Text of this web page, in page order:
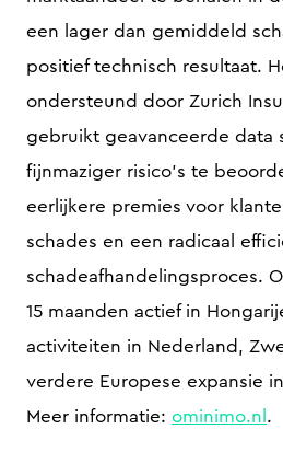
een lager dan gemiddeld
positief technisch resultaat.
ondersteund door Zurich
gebruikt geavanceerde data
fijnmaziger risico’s te
eerlijkere premies voor
schades en een radicaal
schadeafhandelingsproces.
15 maanden actief in
activiteiten in Nederland,
verdere Europese expansie
Meer informatie: ominimo.nl .